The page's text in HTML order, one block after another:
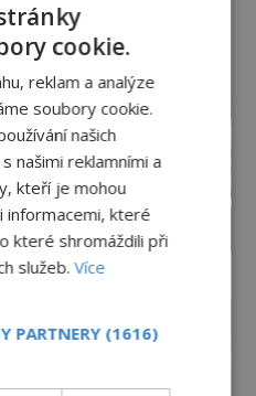
ČASOPIS
cookie.
reklam a analýze
soubory cookie.
našich
našimi reklamními a
kteří je mohou
informacemi, které
které shromáždili při
služeb.Více
PARTNERY (1616)